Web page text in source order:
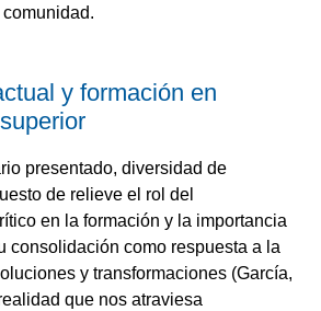
y formación en
presentado, diversidad de
de relieve el rol del
en la formación y la importancia
consolidación como respuesta a la
y transformaciones (García,
que nos atraviesa